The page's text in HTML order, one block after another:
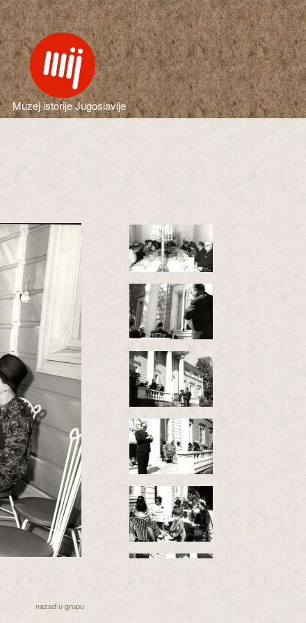
Muzej istorije Jugoslavije
nazad u grupu